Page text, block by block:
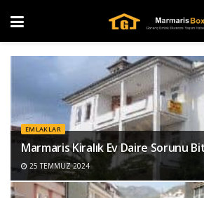
EMLAKLAR
Marmaris Kiralık Ev Daire Sorunu
25 TEMMUZ 2024